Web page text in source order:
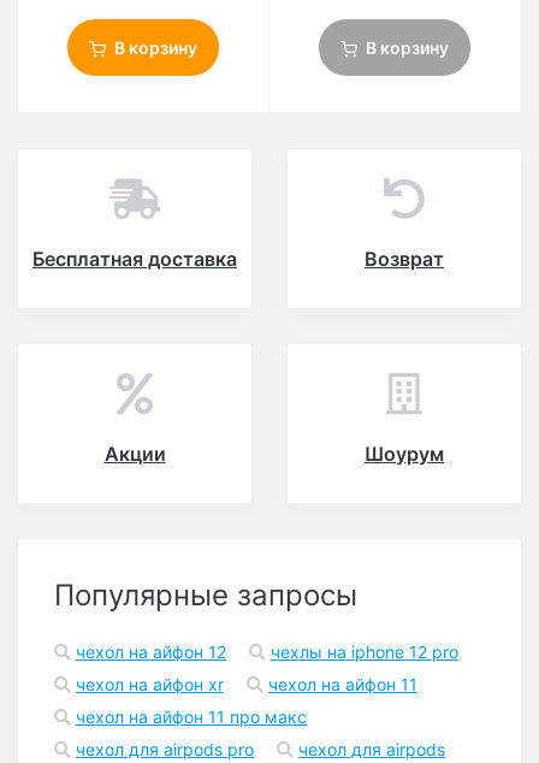
В корзину В корзину
Бесплатная доставка Возврат
Акции Шоурум
Популярные запросы
чехол на айфон 12
чехлы на iphone 12 pro
чехол на айфон xr
чехол на айфон 11
чехол на айфон 11 про макс
чехол для airpods pro
чехол для airpods